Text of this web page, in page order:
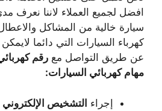
افضل لجميع العملاء لاننا نعرف
سيارة خالية من المشاكل
كهرباء السيارات التي دائما
عن طريق التواصل مع رقم
مهام كهربائي السيارات:
إجراء التشخيص